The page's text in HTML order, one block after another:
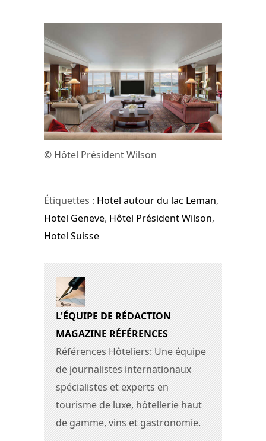
© Hôtel Président Wilson
Étiquettes : Hotel autour du lac Leman,
Hotel Geneve, Hôtel Président Wilson,
Hotel Suisse
L'ÉQUIPE DE RÉDACTION
MAGAZINE RÉFÉRENCES
Références Hôteliers: Une équipe
de journalistes internationaux
spécialistes et experts en
tourisme de luxe, hôtellerie haut
de gamme, vins et gastronomie.